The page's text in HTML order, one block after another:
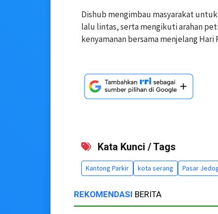
Dishub mengimbau masyarakat
lalu lintas, serta mengikuti arahan
kenyamanan bersama menjelang Hari
Kata Kunci / Tags
Kantong Parkir kota serang Pasar
REKOMENDASI BERITA